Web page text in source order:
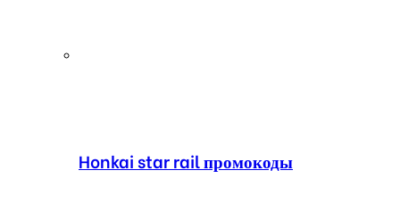
Honkai star rail промокоды